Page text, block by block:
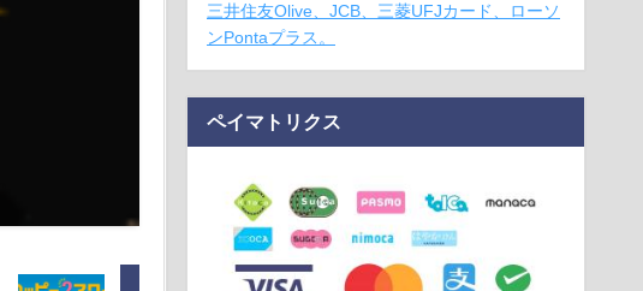
三井住友Olive、JCB、三菱UFJカード、ローソ
ンPontaプラス。
ペイマトリクス